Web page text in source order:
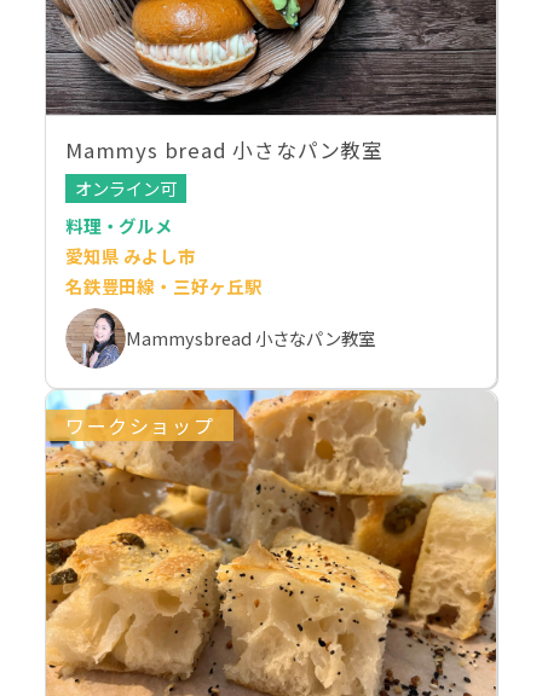
Mammys bread 小さなパン教室
オンライン可
料理・グルメ
愛知県 みよし市
名鉄豊田線・三好ヶ丘駅
Mammysbread 小さなパン教室
ワークショップ